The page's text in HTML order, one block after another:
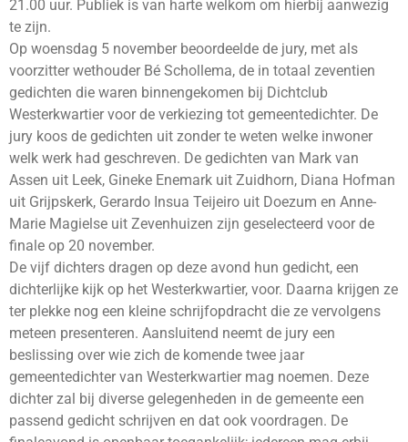
21.00 uur. Publiek is van harte welkom om hierbij aanwezig
te zijn.
Op woensdag 5 november beoordeelde de jury, met als
voorzitter wethouder Bé Schollema, de in totaal zeventien
gedichten die waren binnengekomen bij Dichtclub
Westerkwartier voor de verkiezing tot gemeentedichter. De
jury koos de gedichten uit zonder te weten welke inwoner
welk werk had geschreven. De gedichten van Mark van
Assen uit Leek, Gineke Enemark uit Zuidhorn, Diana Hofman
uit Grijpskerk, Gerardo Insua Teijeiro uit Doezum en Anne-
Marie Magielse uit Zevenhuizen zijn geselecteerd voor de
finale op 20 november.
De vijf dichters dragen op deze avond hun gedicht, een
dichterlijke kijk op het Westerkwartier, voor. Daarna krijgen ze
ter plekke nog een kleine schrijfopdracht die ze vervolgens
meteen presenteren. Aansluitend neemt de jury een
beslissing over wie zich de komende twee jaar
gemeentedichter van Westerkwartier mag noemen. Deze
dichter zal bij diverse gelegenheden in de gemeente een
passend gedicht schrijven en dat ook voordragen. De